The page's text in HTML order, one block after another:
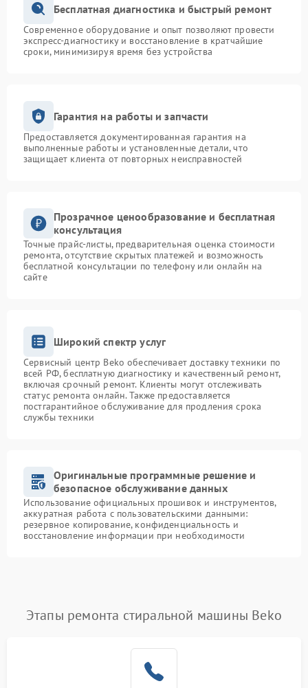
Бесплатная диагностика и быстрый ремонт
Современное оборудование и опыт позволяют провести
экспресс-диагностику и восстановление в кратчайшие
сроки, минимизируя время без устройства
Гарантия на работы и запчасти
Предоставляется документированная гарантия на
выполненные работы и установленные детали, что
защищает клиента от повторных неисправностей
Прозрачное ценообразование и бесплатная
консультация
Точные прайс-листы, предварительная оценка стоимости
ремонта, отсутствие скрытых платежей и возможность
бесплатной консультации по телефону или онлайн на
сайте
Широкий спектр услуг
Сервисный центр Beko обеспечивает доставку техники по
всей РФ, бесплатную диагностику и качественный ремонт,
включая срочный ремонт. Клиенты могут отслеживать
статус ремонта онлайн. Также предоставляется
постгарантийное обслуживание для продления срока
службы техники
Оригинальные программные решение и
безопасное обслуживание данных
Использование официальных прошивок и инструментов,
аккуратная работа с пользовательскими данными:
резервное копирование, конфиденциальность и
восстановление информации при необходимости
Этапы ремонта стиральной машины Beko